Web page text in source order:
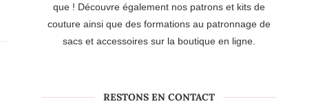
que ! Découvre également nos patrons et kits de
couture ainsi que des formations au patronnage de
sacs et accessoires sur la boutique en ligne.
RESTONS EN CONTACT